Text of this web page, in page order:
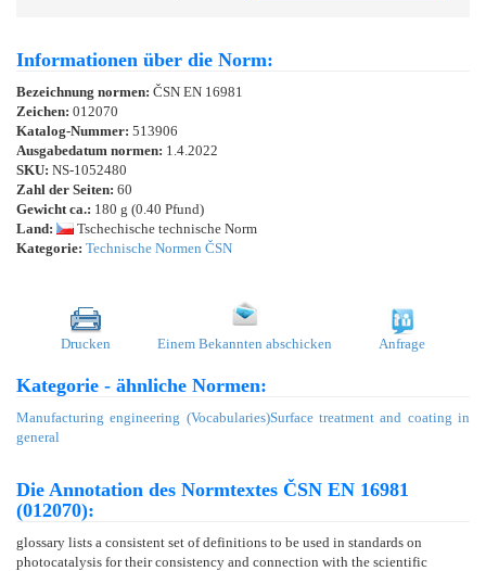
Informationen über die Norm:
Bezeichnung normen: ČSN EN 16981
Zeichen: 012070
Katalog-Nummer: 513906
Ausgabedatum normen: 1.4.2022
SKU: NS-1052480
Zahl der Seiten: 60
Gewicht ca.: 180 g (0.40 Pfund)
Land:
Tschechische technische Norm
Kategorie: Technische Normen ČSN
Drucken Einem Bekannten abschicken Anfrage
Kategorie - ähnliche Normen:
Manufacturing engineering (Vocabularies)Surface treatment and coating in
general
Die Annotation des Normtextes ČSN EN 16981
(012070):
glossary lists a consistent set of definitions to be used in standards on
photocatalysis for their consistency and connection with the scientific